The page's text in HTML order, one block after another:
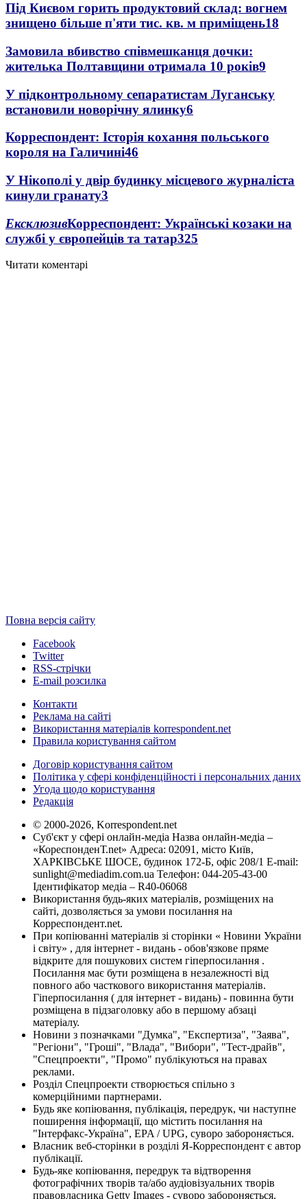
Під Києвом горить продуктовий склад: вогнем
знищено більше п'яти тис. кв. м приміщень18
Замовила вбивство співмешканця дочки:
жителька Полтавщини отримала 10 років9
У підконтрольному сепаратистам Луганську
встановили новорічну ялинку6
Корреспондент: Історія кохання польського
короля на Галичині46
У Нікополі у двір будинку місцевого журналіста
кинули гранату3
ЕксклюзивКорреспондент: Українські козаки на
службі у європейців та татар325
Читати коментарі
Повна версія сайту
Facebook
Twitter
RSS-стрічки
E-mail розсилка
Контакти
Реклама на сайті
Використання матеріалів korrespondent.net
Правила користування сайтом
Договір користування сайтом
Політика у сфері конфіденційності і персональних даних
Угода щодо користування
Редакція
© 2000-2026, Korrespondent.net
Суб'єкт у сфері онлайн-медіа Назва онлайн-медіа –
«КореспонденТ.net» Адреса: 02091, місто Київ,
ХАРКІВСЬКЕ ШОСЕ, будинок 172-Б, офіс 208/1 E-mail:
sunlight@mediadim.com.ua Телефон: 044-205-43-00
Ідентифікатор медіа – R40-06068
Використання будь-яких матеріалів, розміщених на
сайті, дозволяється за умови посилання на
Корреспондент.net.
При копіюванні матеріалів зі сторінки « Новини України
і світу» , для інтернет - видань - обов'язкове пряме
відкрите для пошукових систем гіперпосилання .
Посилання має бути розміщена в незалежності від
повного або часткового використання матеріалів.
Гіперпосилання ( для інтернет - видань) - повинна бути
розміщена в підзаголовку або в першому абзаці
матеріалу.
Новини з позначками "Думка", "Експертиза", "Заява",
"Регіони", "Гроші", "Влада", "Вибори", "Тест-драйв",
"Спецпроекти", "Промо" публікуються на правах
реклами.
Розділ Спецпроекти створюється спільно з
комерційними партнерами.
Будь яке копіювання, публікація, передрук, чи наступне
поширення інформації, що містить посилання на
"Інтерфакс-Україна", EPA / UPG, суворо забороняється.
Власник веб-сторінки в розділі Я-Корреспондент є автор
публікації.
Будь-яке копіювання, передрук та відтворення
фотографічних творів та/або аудіовізуальних творів
правовласника Getty Images - суворо забороняється.